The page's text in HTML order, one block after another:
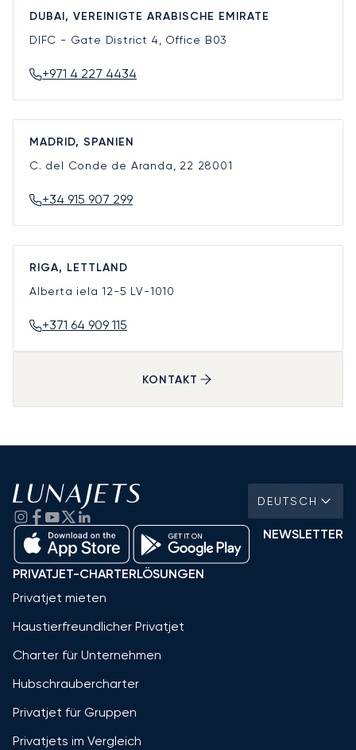
DUBAI, VEREINIGTE ARABISCHE EMIRATE
DIFC - Gate District 4, Office B03
+971 4 227 4434
MADRID, SPANIEN
C. del Conde de Aranda, 22 28001
+34 915 907 299
RIGA, LETTLAND
Alberta iela 12-5 LV-1010
+371 64 909 115
KONTAKT
DEUTSCH
NEWSLETTER
PRIVATJET-CHARTERLÖSUNGEN
Privatjet mieten
Haustierfreundlicher Privatjet
Charter für Unternehmen
Hubschraubercharter
Privatjet für Gruppen
Privatjets im Vergleich